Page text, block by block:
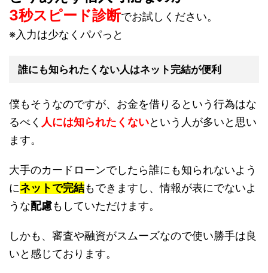
3秒スピード診断でお試しください。
※入力は少なくパパっと
誰にも知られたくない人はネット完結が便利
僕もそうなのですが、お金を借りるという行為はな
るべく 人には知られたくないという人が多いと思い
ます。
大手のカードローンでしたら誰にも知られないよう
にネットで完結もできますし、情報が表にでないよ
うな配慮もしていただけます。
しかも、審査や融資がスムーズなので使い勝手は良
いと感じております。